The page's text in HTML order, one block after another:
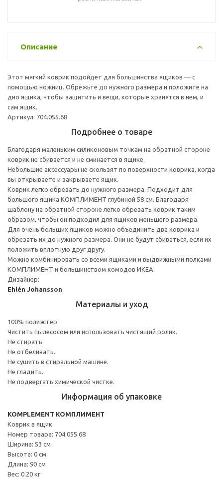
Описание
Этот мягкий коврик подойдет для большинства ящиков — с
помощью ножниц. Обрежьте до нужного размера и положите на
дно ящика, чтобы защитить и вещи, которые хранятся в нем, и
сам ящик.
Артикул: 704.055.68
Подробнее о товаре
Благодаря маленьким силиконовым точкам на обратной стороне
коврик не сбивается и не сминается в ящике.
Небольшие аксессуары не скользят по поверхности коврика, когда
вы открываете и закрываете ящик.
Коврик легко обрезать до нужного размера. Подходит для
большого ящика КОМПЛИМЕНТ глубиной 58 см. Благодаря
шаблону на обратной стороне легко обрезать коврик таким
образом, чтобы он подходил для ящиков меньшего размера.
Для очень больших ящиков можно объединить два коврика и
обрезать их до нужного размера. Они не будут сбиваться, если их
положить вплотную друг другу.
Можно комбинировать со всеми ящиками и выдвижными полками
КОМПЛИМЕНТ и большинством комодов ИКЕА.
Дизайнер:
Ehlén Johansson
Материалы и уход
100% полиэстер
Чистить пылесосом или использовать чистящий ролик.
Не стирать.
Не отбеливать.
Не сушить в стиральной машине.
Не гладить.
Не подвергать химической чистке.
Информация об упаковке
KOMPLEMENT КОМПЛИМЕНТ
Коврик в ящик
Номер товара: 704.055.68
Ширина: 53 см
Высота: 0 см
Длина: 90 см
Вес: 0.20 кг